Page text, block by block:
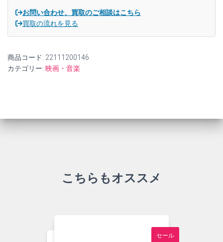
ル・
ッ
ォ
ッ
お問い合わせ、買取のご相談はこちら
買取の流れを見る
商品コード: 22111200146
カテゴリー: 映画・音楽
こちらもオススメ
セール